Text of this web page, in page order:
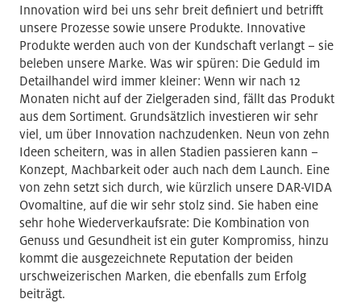
Innovation wird bei uns sehr breit definiert und betrifft
unsere Prozesse sowie unsere Produkte. Innovative
Produkte werden auch von der Kundschaft verlangt – sie
beleben unsere Marke. Was wir spüren: Die Geduld im
Detailhandel wird immer kleiner: Wenn wir nach 12
Monaten nicht auf der Zielgeraden sind, fällt das Produkt
aus dem Sortiment. Grundsätzlich investieren wir sehr
viel, um über Innovation nachzudenken. Neun von zehn
Ideen scheitern, was in allen Stadien passieren kann –
Konzept, Machbarkeit oder auch nach dem Launch. Eine
von zehn setzt sich durch, wie kürzlich unsere DAR-VIDA
Ovomaltine, auf die wir sehr stolz sind. Sie haben eine
sehr hohe Wiederverkaufsrate: Die Kombination von
Genuss und Gesundheit ist ein guter Kompromiss, hinzu
kommt die ausgezeichnete Reputation der beiden
urschweizerischen Marken, die ebenfalls zum Erfolg
beiträgt.